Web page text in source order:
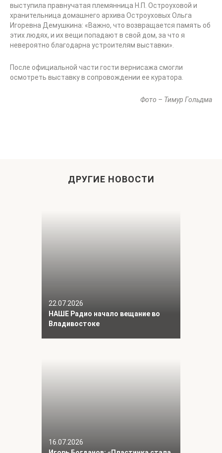
выступила правнучатая племянница Н.П. Остроуховой и
хранительница домашнего архива Остроуховых Ольга
Игоревна Демушкина: «Важно, что возвращается память об
этих людях, и их вещи попадают в свой дом, за что я
невероятно благодарна устроителям выставки».
После официальной части гости вернисажа смогли
осмотреть выставку в сопровождении ее куратора.
Фото – Тимур Гольдма
ДРУГИЕ НОВОСТИ
22.07.2026
НАШЕ Радио начало вещание во
Владивостоке
16.07.2026